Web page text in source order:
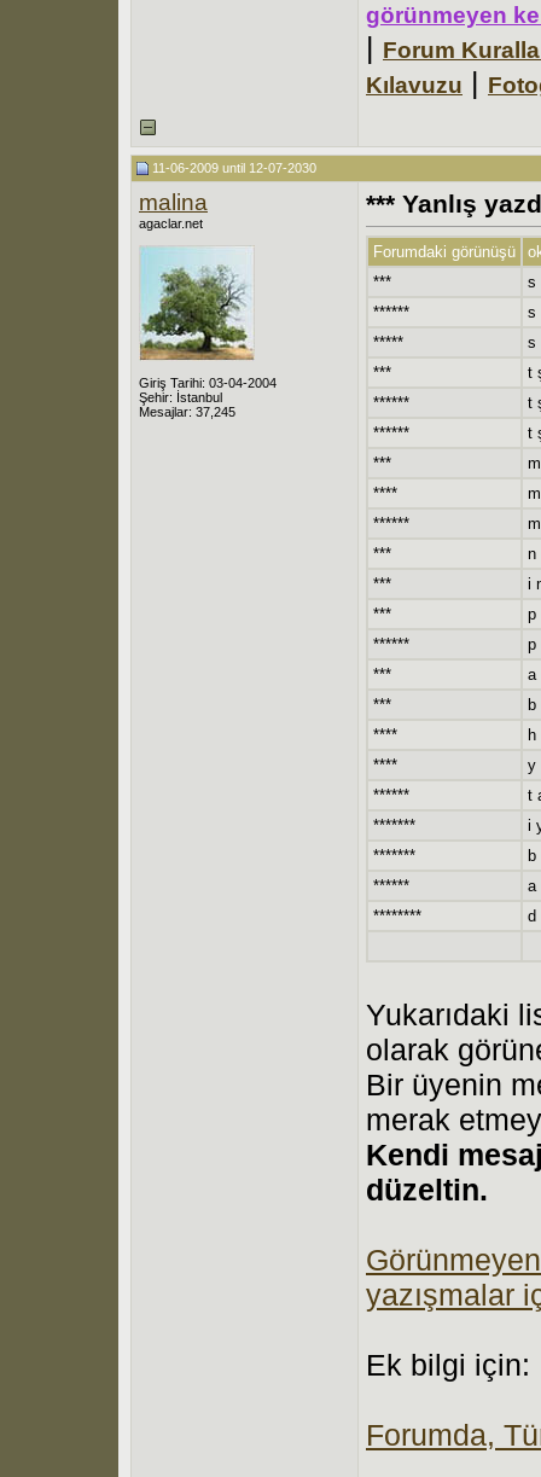
görünmeyen
| Forum
Kılavuzu |
11-06-2009 until 12-07-2030
malina
agaclar.net
Giriş Tarihi: 03-04-2004
Şehir: İstanbul
Mesajlar: 37,245
*** Yanlış
Forumdaki görünüşü
***
s
******
s
*****
s
***
t
******
t
******
t
***
****
******
***
n
***
i
***
p
******
p
***
a
***
****
****
y
******
t
*******
i
*******
******
a
********
d
Yukarıdaki
olarak
Bir üyenin
merak
Kendi
düzeltin.
yazışmalar
Ek bilgi için:
Forumda,